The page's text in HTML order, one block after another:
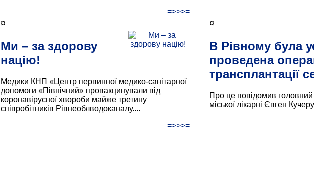
=>>>=
¤
Ми – за здорову
націю!
Медики КНП «Центр первинної медико-санітарної
допомоги «Північний» провакцинували від
коронавірусної хвороби майже третину
співробітників Рівнеоблводоканалу....
=>>>=
¤
В Рівному була
проведена
трансплантації
Про це повідомив головний
міської лікарні Євген